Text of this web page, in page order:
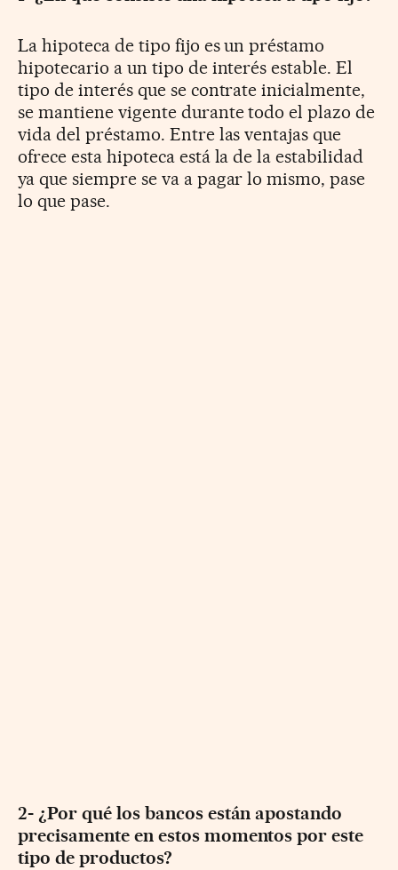
La hipoteca de tipo fijo es un préstamo
hipotecario a un tipo de interés estable. El
tipo de interés que se contrate inicialmente,
se mantiene vigente durante todo el plazo de
vida del préstamo. Entre las ventajas que
ofrece esta hipoteca está la de la estabilidad
ya que siempre se va a pagar lo mismo, pase
lo que pase.
2- ¿Por qué los bancos están apostando
precisamente en estos momentos por este
tipo de productos?